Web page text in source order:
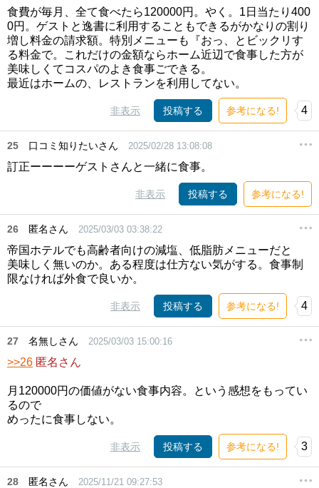
食費が毎月、全て食べたら120000円。やく。1日当たり400
0円。ゲストと逸書に利用することもできるがかなりの割り
増し料金の請求額。特別メニューも『おっ、とビックリす
る料金で。これだけの金額ならホーム近辺で食事した方が
美味しくてコスパのよき食事ごできる。
最近はホームの、レストランを利用してない。
非表示 投稿する 参考になる! 4
25 口コミ知りたいさん 2025/02/28 13:08:08
訂正ーーーーゲストさんと一緒に食事。
非表示 投稿する 参考になる!
26 匿名さん 2025/03/03 03:38:22
帝国ホテルでも高齢者向けの減塩、低脂肪メニューだと
美味しく無いのか。ある程度は仕方ない気がする。食事制
限なければ外食で良いか。
非表示 投稿する 参考になる! 4
27 名無しさん 2025/03/03 15:00:16
>>26 匿名さん
月120000円の価値がない食事内容。という感想をもってい
るので
めったに食事しない。
非表示 投稿する 参考になる! 3
28 匿名さん 2025/11/21 09:27:53